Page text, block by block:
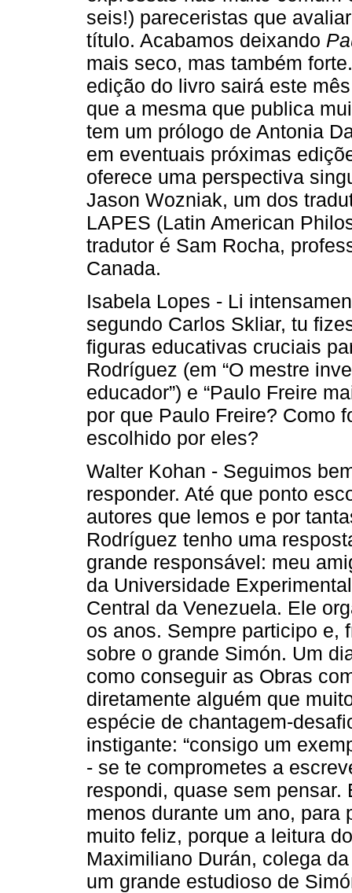
seis!) pareceristas que
título. Acabamos deixando
mais seco, mas também
edição do livro sairá este
que a mesma que publica
tem um prólogo de Antonia
em eventuais próximas
oferece uma perspectiva
Jason Wozniak, um dos
LAPES (Latin American
tradutor é Sam Rocha,
Canada.
Isabela Lopes - Li
segundo Carlos Skliar, tu
figuras educativas cruciais
Rodríguez (em “O mestre
educador”) e “Paulo Freire
por que Paulo Freire? Como
escolhido por eles?
Walter Kohan - Seguimos
responder. Até que ponto
autores que lemos e por
Rodríguez tenho uma
grande responsável: meu
da Universidade
Central da Venezuela. Ele
os anos. Sempre participo e,
sobre o grande Simón. Um
como conseguir as Obras
diretamente alguém que
espécie de chantagem-
instigante: “consigo um
- se te comprometes a
respondi, quase sem
menos durante um ano, para
muito feliz, porque a leitura
Maximiliano Durán, colega
um grande estudioso de